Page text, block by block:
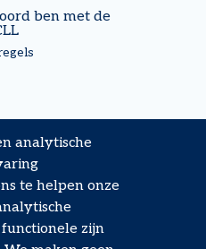
ben met de
analytische
te helpen onze
functionele zijn